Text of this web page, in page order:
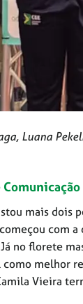
Luana
mais dois
com
no florete
melhor
Vieira